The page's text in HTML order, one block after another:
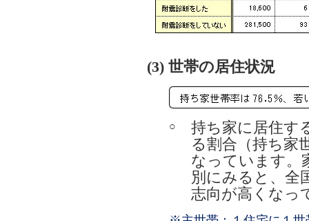
(3) 世帯の居住状況
○
持ち家に居住す
る割合（持ち家
なっています。
別にみると、全
志向が高くなっ